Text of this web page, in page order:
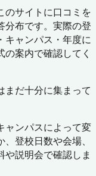
のサイトに口コミを
分布です。実際の登
キャンパス・年度に
案内で確認してく
まだ十分に集まって
ャンパスによって変
登校日数や会場、
説明会で確認しま